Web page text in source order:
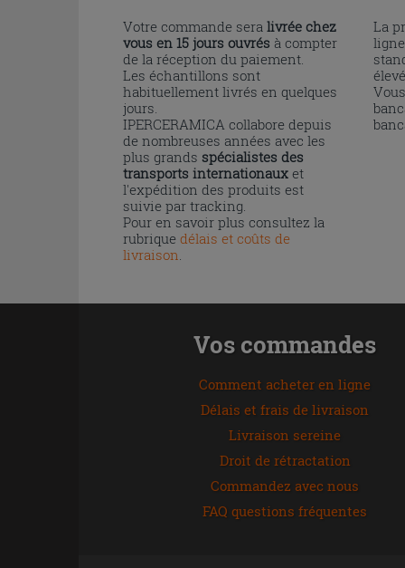
Votre commande sera livrée chez
vous en 15 jours ouvrés à compter
de la réception du paiement.
Les échantillons sont
habituellement livrés en quelques
jours.
IPERCERAMICA collabore depuis
de nombreuses années avec les
plus grands spécialistes des
transports internationaux et
l'expédition des produits est
suivie par tracking.
Pour en savoir plus consultez la
rubrique délais et coûts de
livraison.
La
Vos commandes
Comment acheter en ligne
Délais et frais de livraison
Livraison sereine
Droit de rétractation
Commandez avec nous
FAQ questions fréquentes